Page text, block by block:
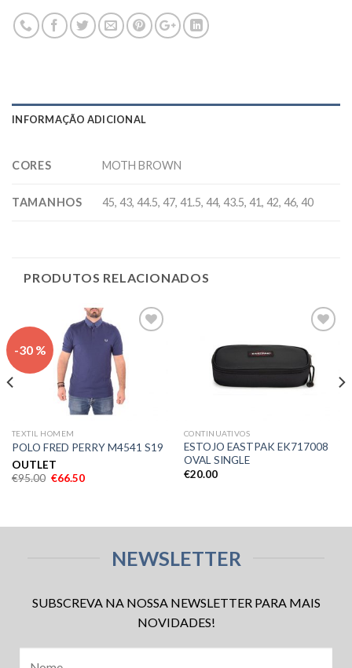
INFORMAÇÃO ADICIONAL
CORES MOTH BROWN
TAMANHOS 45, 43, 44.5, 47, 41.5, 44, 43.5, 41, 42, 46, 40
PRODUTOS RELACIONADOS
-30 %
Adicionar
aos meus
desejos
TEXTIL HOMEM
POLO FRED PERRY M4541 S19
OUTLET
€95.00 €66.50
aos meus
desejos
CONTINUATIVOS
ESTOJO EASTPAK EK717008
OVAL SINGLE
€20.00
NEWSLETTER
SUBSCREVA NA NOSSA NEWSLETTER PARA MAIS
NOVIDADES!